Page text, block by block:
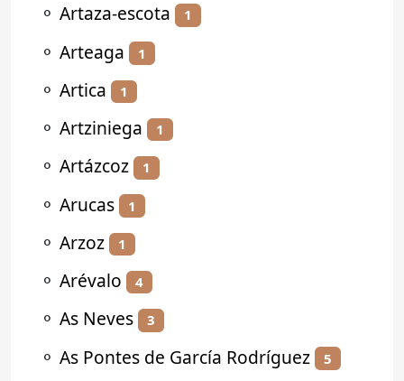
⚬ Artaza-escota 1
⚬ Arteaga 1
⚬ Artica 1
⚬ Artziniega 1
⚬ Artázcoz 1
⚬ Arucas 1
⚬ Arzoz 1
⚬ Arévalo 4
⚬ As Neves 3
⚬ As Pontes de García Rodríguez 5